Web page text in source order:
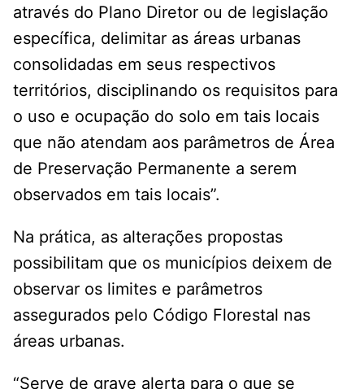
através do Plano Diretor ou de legislação
específica, delimitar as áreas urbanas
consolidadas em seus respectivos
territórios, disciplinando os requisitos para
o uso e ocupação do solo em tais locais
que não atendam aos parâmetros de Área
de Preservação Permanente a serem
observados em tais locais”.
Na prática, as alterações propostas
possibilitam que os municípios deixem de
observar os limites e parâmetros
assegurados pelo Código Florestal nas
áreas urbanas.
“Serve de grave alerta para o que se